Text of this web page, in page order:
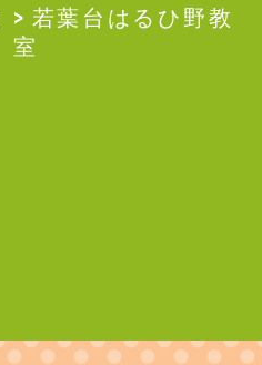
若葉台はるひ野教
室